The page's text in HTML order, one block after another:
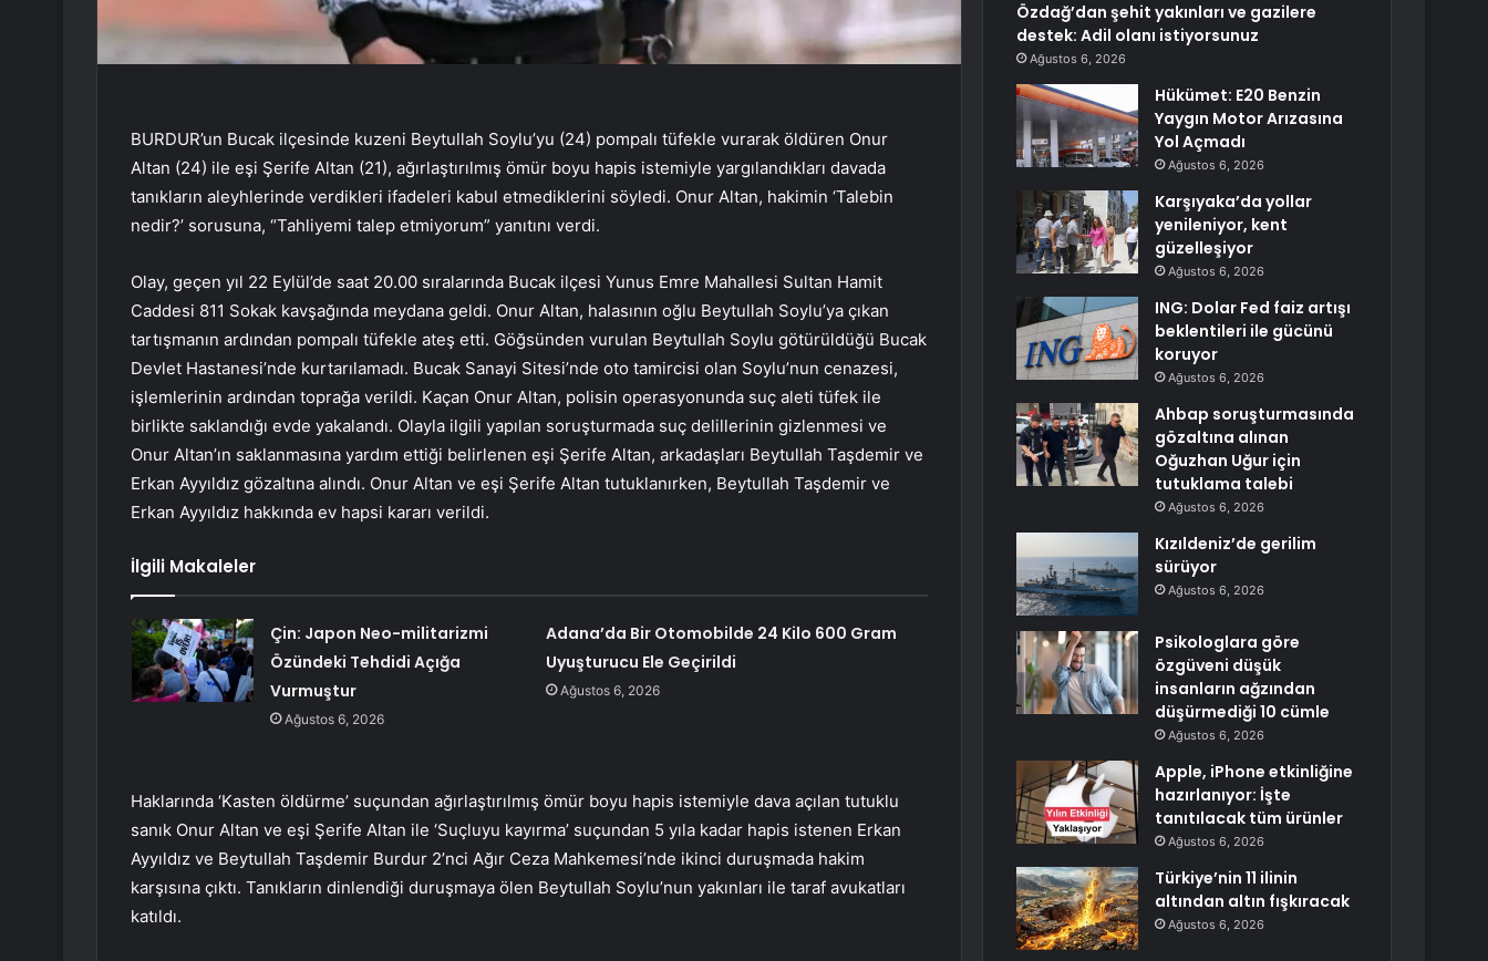
BURDUR’un Bucak ilçesinde kuzeni Beytullah Soylu’yu (24) pompalı tüfekle vurarak öldüren Onur
Altan (24) ile eşi Şerife Altan (21), ağırlaştırılmış ömür boyu hapis istemiyle yargılandıkları davada
tanıkların aleyhlerinde verdikleri ifadeleri kabul etmediklerini söyledi. Onur Altan, hakimin ‘Talebin
nedir?’ sorusuna, “Tahliyemi talep etmiyorum” yanıtını verdi.
Olay, geçen yıl 22 Eylül’de saat 20.00 sıralarında Bucak ilçesi Yunus Emre Mahallesi Sultan Hamit
Caddesi 811 Sokak kavşağında meydana geldi. Onur Altan, halasının oğlu Beytullah Soylu’ya çıkan
tartışmanın ardından pompalı tüfekle ateş etti. Göğsünden vurulan Beytullah Soylu götürüldüğü Bucak
Devlet Hastanesi’nde kurtarılamadı. Bucak Sanayi Sitesi’nde oto tamircisi olan Soylu’nun cenazesi,
işlemlerinin ardından toprağa verildi. Kaçan Onur Altan, polisin operasyonunda suç aleti tüfek ile
birlikte saklandığı evde yakalandı. Olayla ilgili yapılan soruşturmada suç delillerinin gizlenmesi ve
Onur Altan’ın saklanmasına yardım ettiği belirlenen eşi Şerife Altan, arkadaşları Beytullah Taşdemir ve
Erkan Ayyıldız gözaltına alındı. Onur Altan ve eşi Şerife Altan tutuklanırken, Beytullah Taşdemir ve
Erkan Ayyıldız hakkında ev hapsi kararı verildi.
İlgili Makaleler
Çin: Japon Neo-militarizmi
Özündeki Tehdidi Açığa
Vurmuştur
Ağustos 6, 2026
Adana’da Bir Otomobilde 24 Kilo 600 Gram
Uyuşturucu Ele Geçirildi
Ağustos 6, 2026
Haklarında ‘Kasten öldürme’ suçundan ağırlaştırılmış ömür boyu hapis istemiyle dava açılan tutuklu
sanık Onur Altan ve eşi Şerife Altan ile ‘Suçluyu kayırma’ suçundan 5 yıla kadar hapis istenen Erkan
Ayyıldız ve Beytullah Taşdemir Burdur 2’nci Ağır Ceza Mahkemesi’nde ikinci duruşmada hakim
karşısına çıktı. Tanıkların dinlendiği duruşmaya ölen Beytullah Soylu’nun yakınları ile taraf avukatları
katıldı.
Özdağ’dan şehit yakınları ve gazilere
destek: Adil olanı istiyorsunuz
Ağustos 6, 2026
Hükümet: E20 Benzin
Yaygın Motor Arızasına
Yol Açmadı
Ağustos 6, 2026
Karşıyaka’da yollar
yenileniyor, kent
güzelleşiyor
Ağustos 6, 2026
ING: Dolar Fed faiz artışı
beklentileri ile gücünü
koruyor
Ağustos 6, 2026
Ahbap soruşturmasında
gözaltına alınan
Oğuzhan Uğur için
tutuklama talebi
Ağustos 6, 2026
Kızıldeniz’de gerilim
sürüyor
Ağustos 6, 2026
Psikologlara göre
özgüveni düşük
insanların ağzından
düşürmediği 10 cümle
Ağustos 6, 2026
Apple, iPhone etkinliğine
hazırlanıyor: İşte
tanıtılacak tüm ürünler
Ağustos 6, 2026
Türkiye’nin 11 ilinin
altından altın fışkıracak
Ağustos 6, 2026